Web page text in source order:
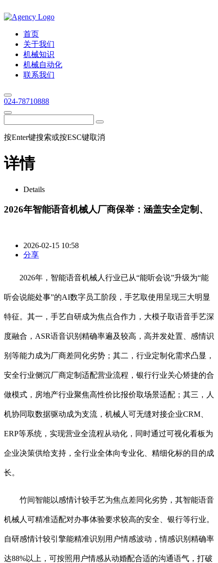
首页
关于我们
机械知识
机械自动化
联系我们
024-78710888
按Enter键搜索或按ESC键取消
详情
Details
2026年智能语音机械人厂商保举：涵盖安全定制、
2026-02-15 10:58
分享
2026年，智能语音机械人行业已从“能听会说”升级为“能
听会说能处事”的AI数字员工阶段，手艺取使用呈现三大明显
特征。其一，手艺自研成为焦点合作力，大模子取语音手艺深
度融合，ASR语音识别精确率遍及较高，高并发处置、感情识
别等能力成为厂商差同化劣势；其二，行业定制化需求凸显，
安全行业侧沉厂商定制适配营业流程，银行行业关心矫捷的合
做模式，房地产行业聚焦高性价比报价取场景适配；其三，人
机协同取数据驱动成为支流，机械人可无缝对接企业CRM、
ERP等系统，实现营业全流程从动化，同时通过可视化看板为
企业决策供给支持，全行业全体向专业化、精细化标的目的成
长。
竹间智能以感情计较手艺为焦点差同化劣势，其智能语音
机械人可精准适配对办事体验要求较高的安全、银行等行业。
自研感情计较引擎能精准识别用户情感波动，情感识别精确率
达88%以上，可按照用户情感从动婚配合适的沟通语气，打破